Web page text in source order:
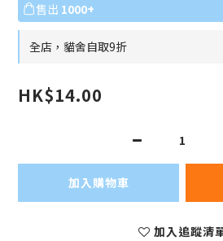
售出 1000+
全店，貓舍自取9折
HK$14.00
加入購物車
加入追蹤清